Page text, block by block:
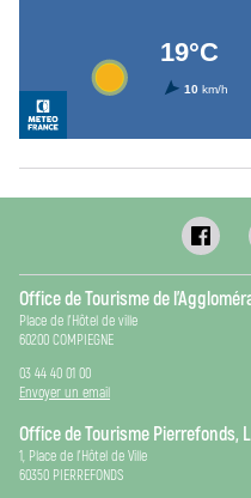
Office de Tourisme de
Place de l’Hôtel de ville
60200 COMPIEGNE
03 44 40 01 00
Envoyer un email
Office de Tourisme Pierrefonds,
1, Place de l’Hôtel de Ville
60350 PIERREFONDS